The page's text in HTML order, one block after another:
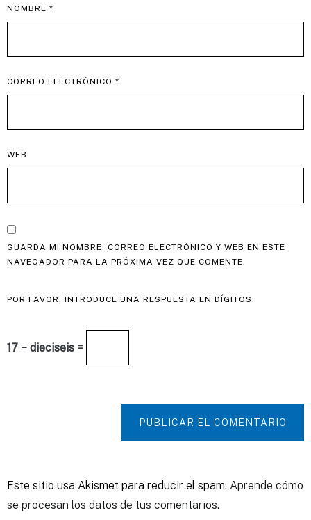
NOMBRE *
CORREO ELECTRÓNICO *
WEB
GUARDA MI NOMBRE, CORREO ELECTRÓNICO Y WEB EN ESTE
NAVEGADOR PARA LA PRÓXIMA VEZ QUE COMENTE.
POR FAVOR, INTRODUCE UNA RESPUESTA EN DÍGITOS:
17 − dieciseis =
PUBLICAR EL COMENTARIO
Este sitio usa Akismet para reducir el spam. Aprende cómo
se procesan los datos de tus comentarios.